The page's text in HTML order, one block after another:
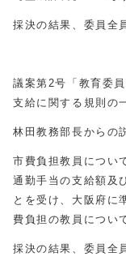
採決の結果、委員全
議案第2号「教育委
支給に関する規則の
林田教務部長からの
市費負担教員につい
通勤手当の支給額及
とを受け、大阪府に
費負担の教員につい
採決の結果、委員全